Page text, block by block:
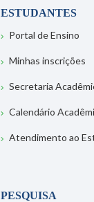
ESTUDANTES
Portal de Ensino
Minhas inscrições
Secretaria
Calendário
Atendimento ao
PESQUISA